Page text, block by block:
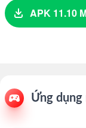
APK 11.10
Ứng